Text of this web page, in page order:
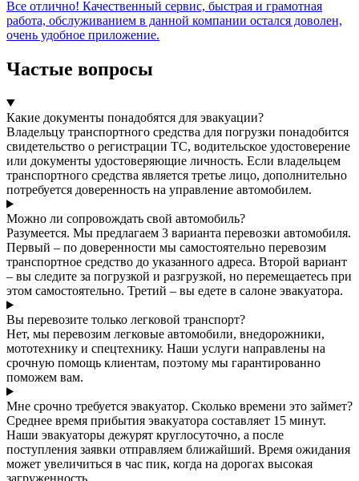
Все отлично! Качественный сервис, быстрая и грамотная
работа, обслуживанием в данной компании остался доволен,
очень удобное приложение.
Частые вопросы
Какие документы понадобятся для эвакуации?
Владельцу транспортного средства для погрузки понадобится
свидетельство о регистрации ТС, водительское удостоверение
или документы удостоверяющие личность. Если владельцем
транспортного средства является третье лицо, дополнительно
потребуется доверенность на управление автомобилем.
Можно ли сопровождать свой автомобиль?
Разумеется. Мы предлагаем 3 варианта перевозки автомобиля.
Первый – по доверенности мы самостоятельно перевозим
транспортное средство до указанного адреса. Второй вариант
– вы следите за погрузкой и разгрузкой, но перемещаетесь при
этом самостоятельно. Третий – вы едете в салоне эвакуатора.
Вы перевозите только легковой транспорт?
Нет, мы перевозим легковые автомобили, внедорожники,
мототехнику и спецтехнику. Наши услуги направлены на
срочную помощь клиентам, поэтому мы гарантированно
поможем вам.
Мне срочно требуется эвакуатор. Сколько времени это займет?
Среднее время прибытия эвакуатора составляет 15 минут.
Наши эвакуаторы дежурят круглосуточно, а после
поступления заявки отправляем ближайший. Время ожидания
может увеличиться в час пик, когда на дорогах высокая
загруженность.